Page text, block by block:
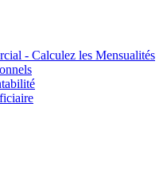
- Calculez les Mensualités